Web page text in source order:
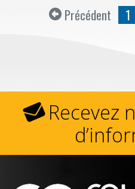
Précédent 1
Recevez